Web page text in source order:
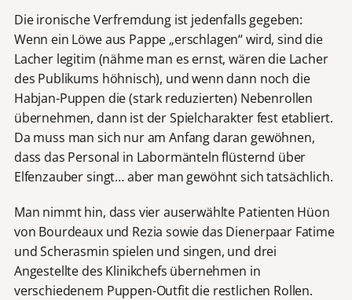
Die ironische Verfremdung ist jedenfalls gegeben:
Wenn ein Löwe aus Pappe „erschlagen“ wird, sind die
Lacher legitim (nähme man es ernst, wären die Lacher
des Publikums höhnisch), und wenn dann noch die
Habjan-Puppen die (stark reduzierten) Nebenrollen
übernehmen, dann ist der Spielcharakter fest etabliert.
Da muss man sich nur am Anfang daran gewöhnen,
dass das Personal in Labormänteln flüsternd über
Elfenzauber singt… aber man gewöhnt sich tatsächlich.
Man nimmt hin, dass vier auserwählte Patienten Hüon
von Bourdeaux und Rezia sowie das Dienerpaar Fatime
und Scherasmin spielen und singen, und drei
Angestellte des Klinikchefs übernehmen in
verschiedenem Puppen-Outfit die restlichen Rollen.